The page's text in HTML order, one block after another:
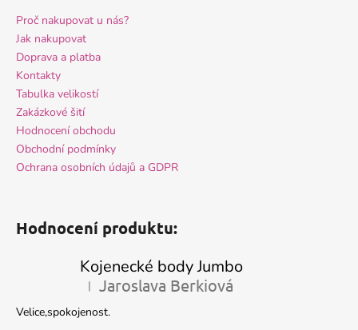
Proč nakupovat u nás?
Jak nakupovat
Doprava a platba
Kontakty
Tabulka velikostí
Zakázkové šití
Hodnocení obchodu
Obchodní podmínky
Ochrana osobních údajů a GDPR
Hodnocení produktu:
Kojenecké body Jumbo
Hodnocení produktu je 5 z 5 hvězdiček.
| Jaroslava Berkiová
Velice,spokojenost.